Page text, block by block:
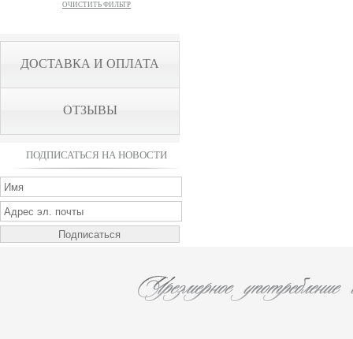
ОЧИСТИТЬ ФИЛЬТР
ДОСТАВКА И ОПЛАТА
ОТЗЫВЫ
ПОДПИСАТЬСЯ НА НОВОСТИ